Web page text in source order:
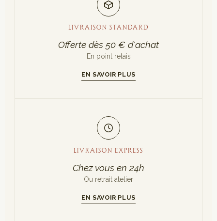
LIVRAISON STANDARD
Offerte dès 50 € d'achat
En point relais
EN SAVOIR PLUS
LIVRAISON EXPRESS
Chez vous en 24h
Ou retrait atelier
EN SAVOIR PLUS